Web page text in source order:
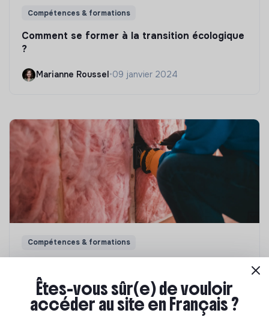
Compétences & formations
Comment se former à la transition écologique
?
Marianne Roussel •09 janvier 2024
Compétences & formations
énergétique des bâtiments
Marianne Roussel•21 janvier 2025
Êtes-vous sûr(e) de vouloir
accéder au site en Français ?